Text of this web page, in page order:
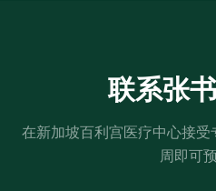
联系张
在新加坡百利宫医疗中心接
周即可预